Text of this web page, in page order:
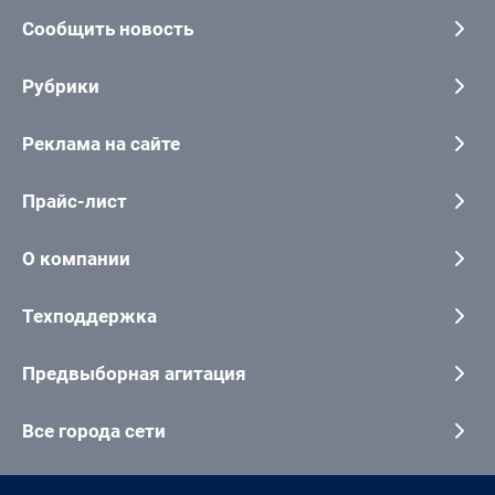
Сообщить новость
Рубрики
Реклама на сайте
Прайс-лист
О компании
Техподдержка
Предвыборная агитация
Все города сети